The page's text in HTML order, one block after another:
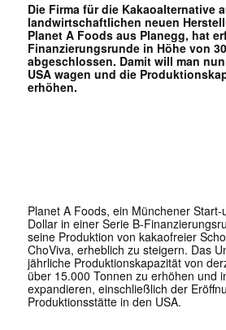
Die Firma für die Kakaoalternative
landwirtschaftlichen neuen
Planet A Foods aus Planegg, hat
Finanzierungsrunde in Höhe von
abgeschlossen. Damit will man
USA wagen und die
erhöhen.
Planet A Foods, ein Münchener
Dollar in einer Serie B-
seine Produktion von kakaofreier
ChoViva, erheblich zu steigern. Das
jährliche Produktionskapazität von
über 15.000 Tonnen zu erhöhen und
expandieren, einschließlich der
Produktionsstätte in den USA.